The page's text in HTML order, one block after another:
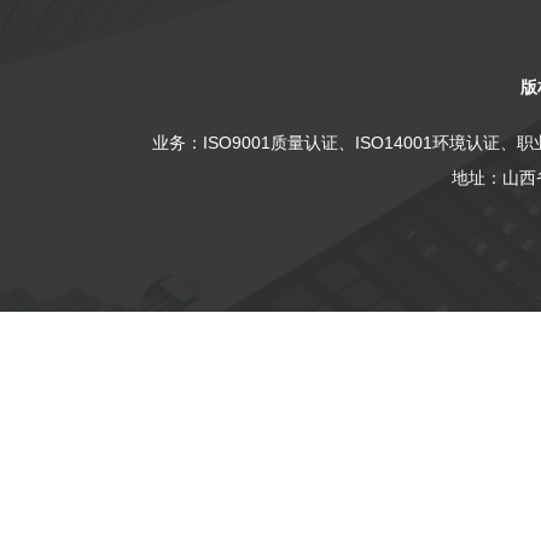
业务： ISO9001质量认证 ISO14001环境认证、 职
地址：山